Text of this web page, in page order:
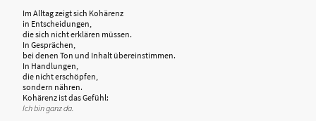
Im Alltag zeigt sich Kohärenz
in Entscheidungen,
die sich nicht erklären müssen.
In Gesprächen,
bei denen Ton und Inhalt übereinstimmen.
In Handlungen,
die nicht erschöpfen,
sondern nähren.
Kohärenz ist das Gefühl:
Ich bin ganz da.